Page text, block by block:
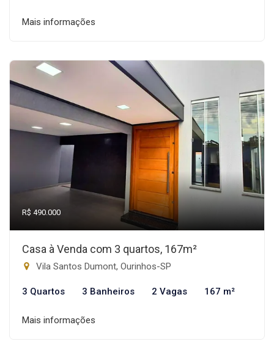
Mais informações
R$ 490.000
Casa à Venda com 3 quartos, 167m²
Vila Santos Dumont, Ourinhos-SP
3 Quartos 3 Banheiros 2 Vagas 167 m²
Mais informações